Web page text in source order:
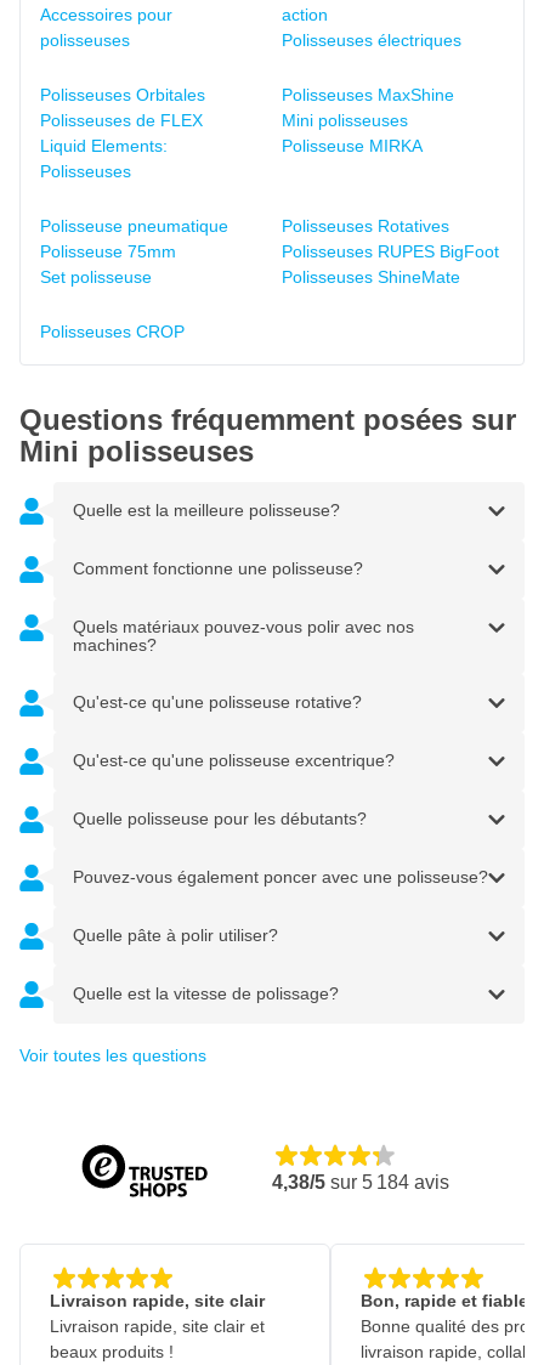
Accessoires pour
polisseuses
action
Polisseuses électriques
Polisseuses Orbitales
Polisseuses de FLEX
Liquid Elements:
Polisseuses
Polisseuses MaxShine
Mini polisseuses
Polisseuse MIRKA
Polisseuse pneumatique
Polisseuse 75mm
Set polisseuse
Polisseuses Rotatives
Polisseuses RUPES BigFoot
Polisseuses ShineMate
Polisseuses CROP
Questions fréquemment posées sur
Mini polisseuses
Quelle est la meilleure polisseuse?
Comment fonctionne une polisseuse?
Quels matériaux pouvez-vous polir avec nos
machines?
Qu'est-ce qu'une polisseuse rotative?
Qu'est-ce qu'une polisseuse excentrique?
Quelle polisseuse pour les débutants?
Pouvez-vous également poncer avec une polisseuse?
Quelle pâte à polir utiliser?
Quelle est la vitesse de polissage?
Voir toutes les questions
4,38/5 sur 5 184 avis
Livraison rapide, site clair
Livraison rapide, site clair et
beaux produits !
Bon, rapide et fiable
Bonne qualité des
livraison rapide,